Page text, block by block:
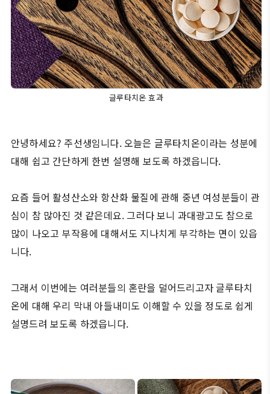
글루타치온 효과
안녕하세요? 주선생임니다. 오늘은 글루타치온이라는 성분에
대해 쉽고 간단하게 한번 설명해 보도록 하겠읍니다.
요즘 들어 활성산소와 항산화 물질에 관해 중년 여성분들이 관
심이 참 많아진 것 같은데요. 그러다 보니 과대광고도 참으로
많이 나오고 부작용에 대해서도 지나치게 부각하는 면이 있읍
니다.
그래서 이번에는 여러분들의 혼란을 덜어드리고자 글루타치
온에 대해 우리 막내 아들내미도 이해할 수 있을 정도로 쉽게
설명드려 보도록 하겠읍니다.